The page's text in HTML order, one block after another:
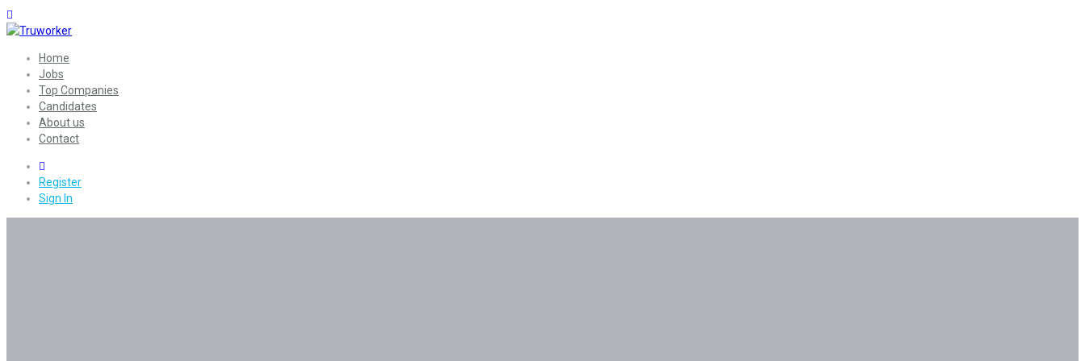
Home
Jobs
Top Companies
Candidates
About us
Contact
Register
Sign In